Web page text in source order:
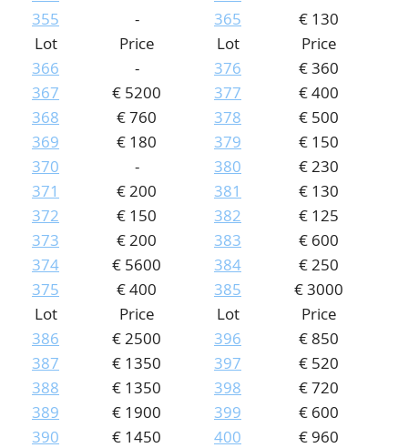
355
-
365
€ 130
Lot
Price
366
-
367
€ 5200
368
€ 760
369
€ 180
370
-
371
€ 200
372
€ 150
373
€ 200
374
€ 5600
375
€ 400
Lot
Price
376
€ 360
377
€ 400
378
€ 500
379
€ 150
380
€ 230
381
€ 130
382
€ 125
383
€ 600
384
€ 250
385
€ 3000
Lot
Price
386
€ 2500
387
€ 1350
388
€ 1350
389
€ 1900
390
€ 1450
Lot
Price
396
€ 850
397
€ 520
398
€ 720
399
€ 600
400
€ 960